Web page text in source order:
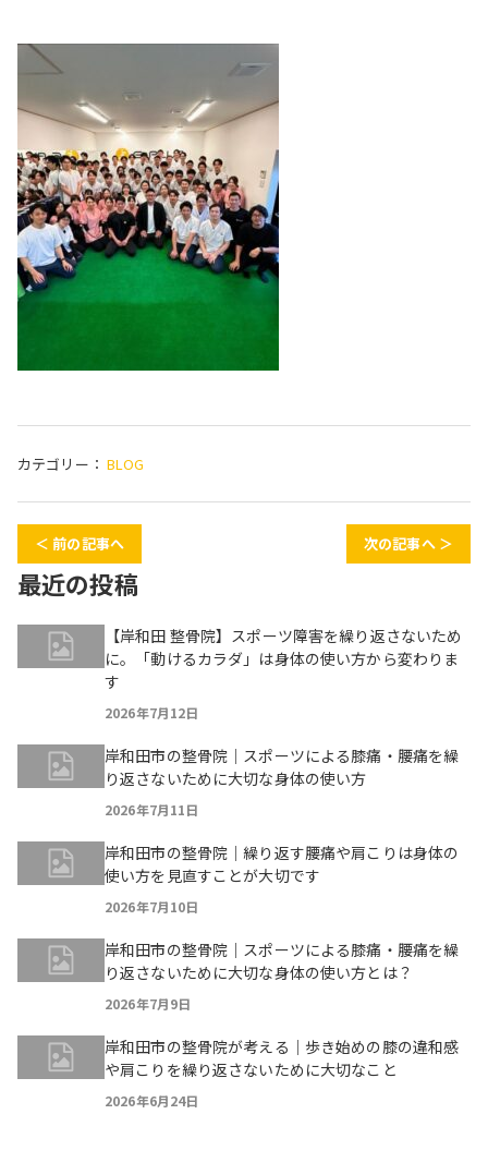
カテゴリー： BLOG
＜ 前の記事へ 次の記事へ ＞
最近の投稿
【岸和田 整骨院】スポーツ障害を繰り返さないため
に。「動けるカラダ」は身体の使い方から変わりま
す
2026年7月12日
岸和田市の整骨院｜スポーツによる膝痛・腰痛を繰
り返さないために大切な身体の使い方
2026年7月11日
岸和田市の整骨院｜繰り返す腰痛や肩こりは身体の
使い方を見直すことが大切です
2026年7月10日
岸和田市の整骨院｜スポーツによる膝痛・腰痛を繰
り返さないために大切な身体の使い方とは？
2026年7月9日
岸和田市の整骨院が考える｜歩き始めの膝の違和感
や肩こりを繰り返さないために大切なこと
2026年6月24日